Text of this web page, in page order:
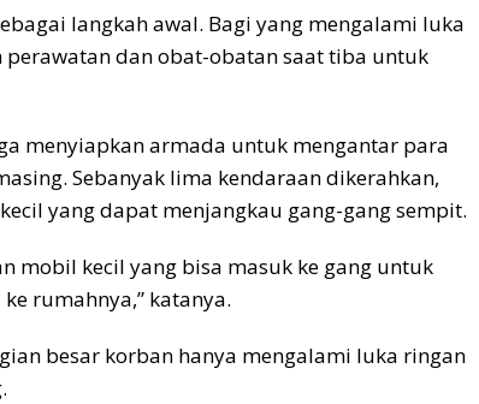
langkah awal. Bagi yang mengalami luka
dan obat-obatan saat tiba untuk
menyiapkan armada untuk mengantar para
Sebanyak lima kendaraan dikerahkan,
yang dapat menjangkau gang-gang sempit.
mobil kecil yang bisa masuk ke gang untuk
rumahnya,” katanya.
besar korban hanya mengalami luka ringan